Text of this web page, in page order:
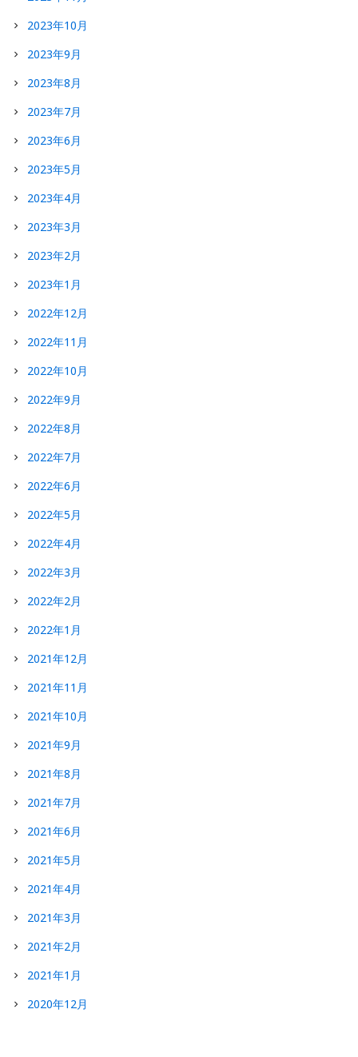
2023年10月
2023年9月
2023年8月
2023年7月
2023年6月
2023年5月
2023年4月
2023年3月
2023年2月
2023年1月
2022年12月
2022年11月
2022年10月
2022年9月
2022年8月
2022年7月
2022年6月
2022年5月
2022年4月
2022年3月
2022年2月
2022年1月
2021年12月
2021年11月
2021年10月
2021年9月
2021年8月
2021年7月
2021年6月
2021年5月
2021年4月
2021年3月
2021年2月
2021年1月
2020年12月